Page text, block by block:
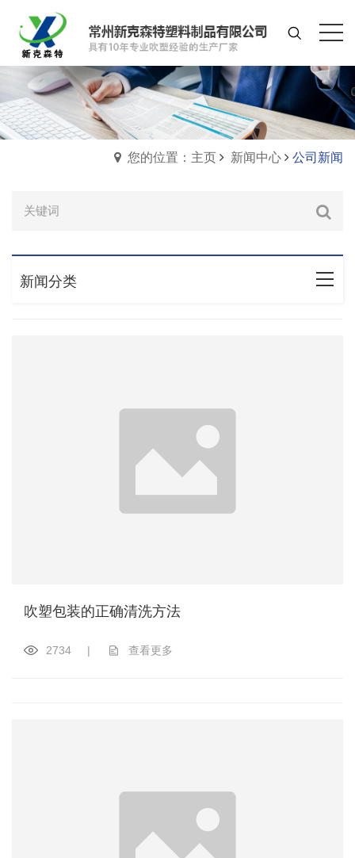
您的位置：主页 新闻中心 公司新闻
新闻分类
吹塑包装的正确清洗方法
2734 | 查看更多